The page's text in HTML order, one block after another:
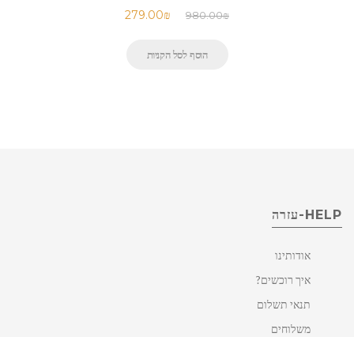
980.00₪
279.00₪
הוסף לסל הקניות
HELP-עזרה
אודותינו
איך רוכשים?
תנאי תשלום
משלוחים